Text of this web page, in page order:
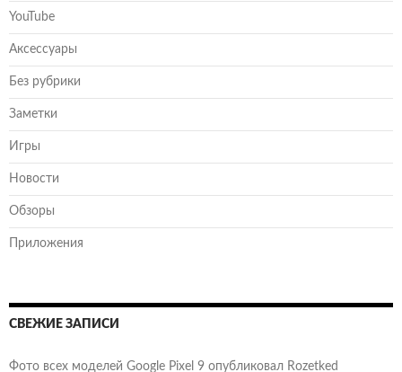
YouTube
Аксессуары
Без рубрики
Заметки
Игры
Новости
Обзоры
Приложения
СВЕЖИЕ ЗАПИСИ
Фото всех моделей Google Pixel 9 опубликовал Rozetked